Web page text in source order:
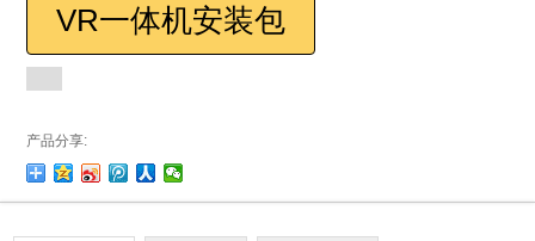
VR一体机安装包
产品分享: